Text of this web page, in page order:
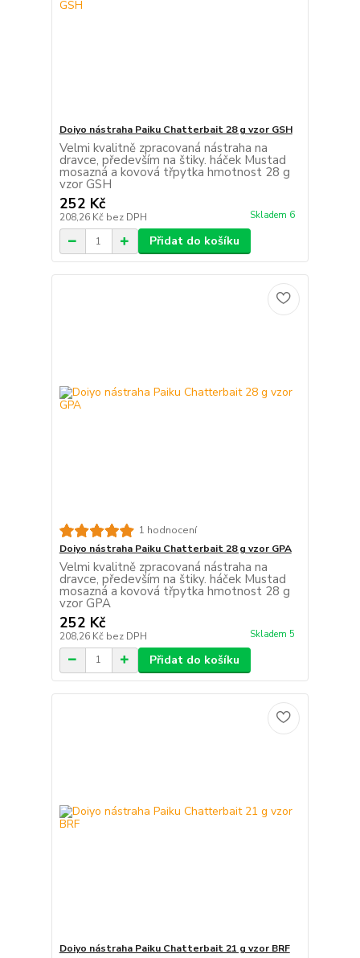
Doiyo nástraha Paiku Chatterbait 28 g vzor GSH
Velmi kvalitně zpracovaná nástraha na
dravce, především na štiky. háček Mustad
mosazná a kovová třpytka hmotnost 28 g
vzor GSH
252 Kč
208,26 Kč bez DPH Skladem 6
Přidat do košíku
1 hodnocení
Doiyo nástraha Paiku Chatterbait 28 g vzor GPA
Velmi kvalitně zpracovaná nástraha na
dravce, především na štiky. háček Mustad
mosazná a kovová třpytka hmotnost 28 g
vzor GPA
252 Kč
208,26 Kč bez DPH Skladem 5
Přidat do košíku
Doiyo nástraha Paiku Chatterbait 21 g vzor BRF